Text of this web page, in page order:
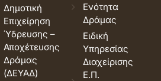
Δημοτική
Επιχείρηση
Ύδρευσης –
Αποχέτευσης
Δράμας
(ΔΕΥΑΔ)
Ενότητα
Δράμας
Ειδική
Υπηρεσίας
Διαχείρισης
Ε.Π.